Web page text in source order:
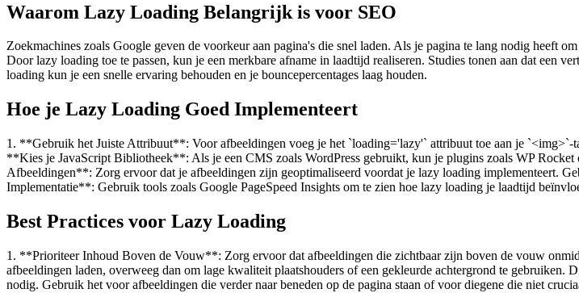
Waarom Lazy Loading Belangrijk is voor SEO
Zoekmachines zoals Google geven de voorkeur aan pagina's die snel laden. Als je pagina te lang nodig heeft
Door lazy loading toe te passen, kun je een merkbare afname in laadtijd realiseren. Studies tonen aan dat een
loading kun je een snelle ervaring behouden en je bouncepercentages laag houden.
Hoe je Lazy Loading Goed Implementeert
1. **Gebruik het Juiste Attribuut**: Voor afbeeldingen voeg je het `loading='lazy'` attribuut toe aan je
**Kies je JavaScript Bibliotheek**: Als je een CMS zoals WordPress gebruikt, kun je plugins zoals WP
Afbeeldingen**: Zorg ervoor dat je afbeeldingen zijn geoptimaliseerd voordat je lazy loading implementeert.
Implementatie**: Gebruik tools zoals Google PageSpeed Insights om te zien hoe lazy loading je laadtijd
Best Practices voor Lazy Loading
1. **Prioriteer Inhoud Boven de Vouw**: Zorg ervoor dat afbeeldingen die zichtbaar zijn boven de vouw
afbeeldingen laden, overweeg dan om lage kwaliteit plaatshouders of een gekleurde achtergrond te
nodig. Gebruik het voor afbeeldingen die verder naar beneden op de pagina staan of voor diegene die niet